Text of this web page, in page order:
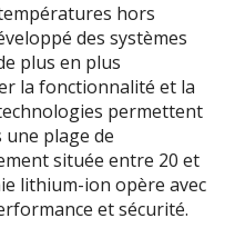
hors
des systèmes
plus en plus
la fonctionnalité et la
permettent
plage de
située entre 20 et
lithium-ion opère avec
et sécurité.